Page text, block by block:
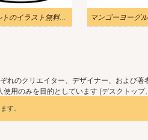
ヨーグルトのイラスト無料画像 2
れのクリエイター、デザイナー、および
用のみを目的としています (デスクトッ
す。